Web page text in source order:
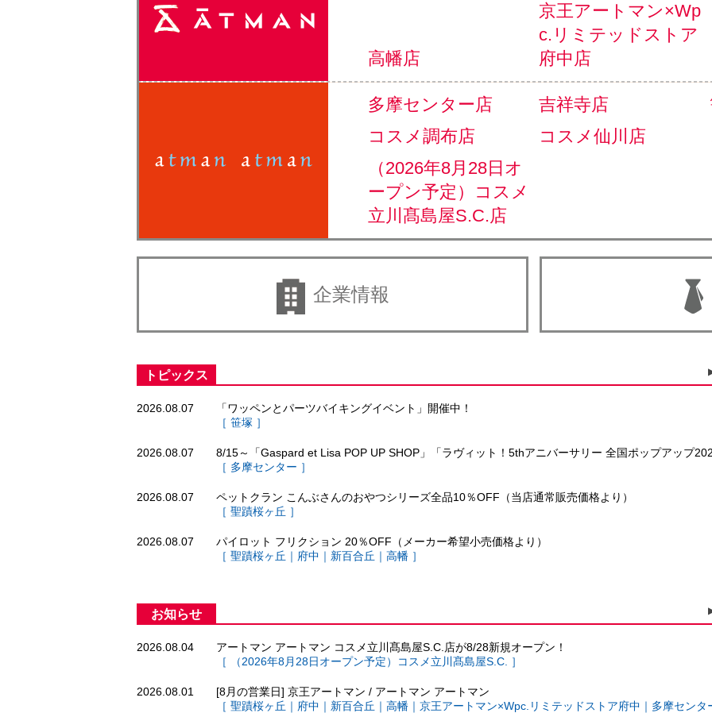
高幡店
京王アートマン×Wp
c.リミテッドストア
府中店
多摩センター店 吉祥寺店
コスメ調布店
コスメ仙川店
（2026年8月28日オ
ープン予定）コスメ
立川髙島屋S.C.店
企業情報
トピックス
2026.08.07
「ワッペンとパーツバイキングイベント」開催中！
［ 笹塚 ］
2026.08.07
8/15～「Gaspard et Lisa POP UP SHOP」「ラヴィット！5thアニバーサリー 全国ポップアップ
［ 多摩センター ］
2026.08.07
ペットクラン こんぶさんのおやつシリーズ全品10％OFF（当店通常販売価格より）
［ 聖蹟桜ヶ丘 ］
2026.08.07
パイロット フリクション 20％OFF（メーカー希望小売価格より）
［ 聖蹟桜ヶ丘｜府中｜新百合丘｜高幡 ］
お知らせ
2026.08.04
アートマン アートマン コスメ立川髙島屋S.C.店が8/28新規オープン！
［ （2026年8月28日オープン予定）コスメ立川髙島屋S.C. ］
2026.08.01
[8月の営業日] 京王アートマン / アートマン アートマン
［ 聖蹟桜ヶ丘｜府中｜新百合丘｜高幡｜京王アートマン×Wpc.リミテッドストア府中｜多摩センタ